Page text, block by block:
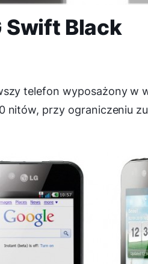
Swift Black
telefon wyposażony w
nitów, przy ograniczeniu